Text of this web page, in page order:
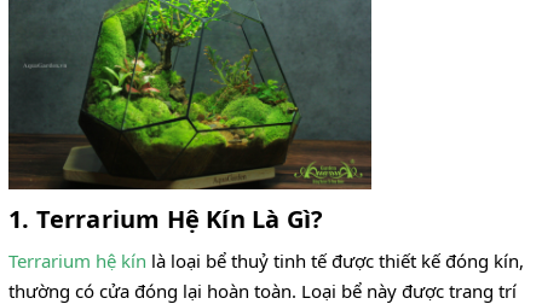
1. Terrarium Hệ Kín Là Gì?
Terrarium hệ kín là loại bể thuỷ tinh tế được thiết kế đóng kín,
thường có cửa đóng lại hoàn toàn. Loại bể này được trang trí